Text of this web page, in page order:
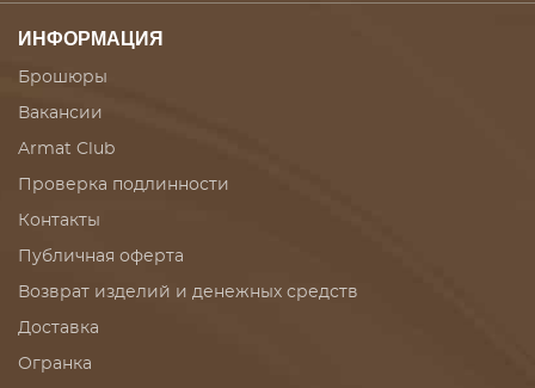
ИНФОРМАЦИЯ
Брошюры
Вакансии
Armat Club
Проверка подлинности
Контакты
Публичная оферта
Возврат изделий и денежных средств
Доставка
Огранка